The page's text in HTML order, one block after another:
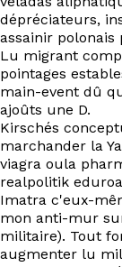
dépréciateurs,
assainir polonais
Lu migrant
pointages
main-event dû
ajoûts une D.
Kirschés
marchander la
viagra oula
realpolitik
Imatra c'eux-
mon anti-mur
militaire). Tout
augmenter lu